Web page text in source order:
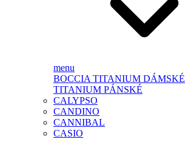
menu
BOCCIA TITANIUM DÁMSKÉ
TITANIUM PÁNSKÉ
CALYPSO
CANDINO
CANNIBAL
CASIO